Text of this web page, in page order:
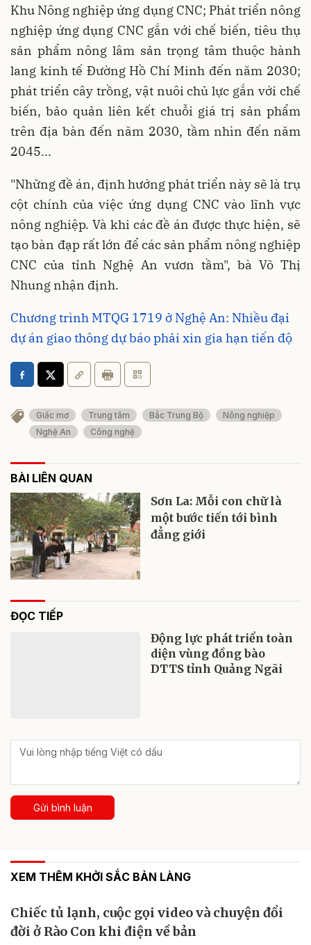
Khu Nông nghiệp ứng dụng CNC; Phát triển nông
nghiệp ứng dụng CNC gắn với chế biến, tiêu thụ
sản phẩm nông lâm sản trọng tâm thuộc hành
lang kinh tế Đường Hồ Chí Minh đến năm 2030;
phát triển cây trồng, vật nuôi chủ lực gắn với chế
biến, bảo quản liên kết chuỗi giá trị sản phẩm
trên địa bàn đến năm 2030, tầm nhìn đến năm
2045...
"Những đề án, định hướng phát triển này sẽ là trụ
cột chính của việc ứng dụng CNC vào lĩnh vực
nông nghiệp. Và khi các đề án được thực hiện, sẽ
tạo bàn đạp rất lớn để các sản phẩm nông nghiệp
CNC của tỉnh Nghệ An vươn tầm", bà Võ Thị
Nhung nhận định.
Chương trình MTQG 1719 ở Nghệ An: Nhiều đại
dự án giao thông dự báo phải xin gia hạn tiến độ
Giấc mơ Trung tâm Bắc Trung Bộ
Nông nghiệp
Nghệ An
Công nghệ
BÀI LIÊN QUAN
Sơn La: Mỗi con chữ là
một bước tiến tới bình
đẳng giới
ĐỌC TIẾP
Động lực phát triển toàn
diện vùng đồng bào
DTTS tỉnh Quảng Ngãi
Gửi bình luận
XEM THÊM KHỞI SẮC BẢN LÀNG
Chiếc tủ lạnh, cuộc gọi video và chuyện đổi
đời ở Rào Con khi điện về bản